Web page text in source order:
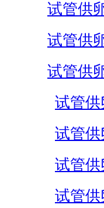
试管供
试管供
试管供
试管
试管供
试管供
试管